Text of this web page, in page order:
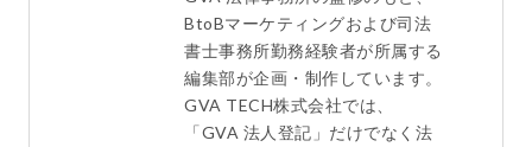
BtoBマーケティングおよび司法
書士事務所勤務経験者が所属する
編集部が企画・制作しています。
GVA TECH株式会社では、
「GVA 法人登記」だけでなく法